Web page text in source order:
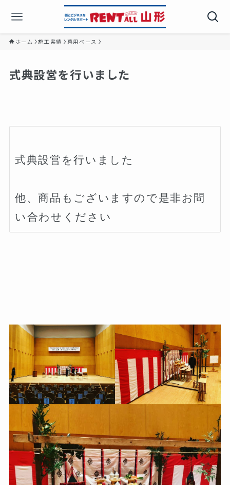
ホーム 施工実績 幕用ベース
式典設営を行いました
式典設営を行いました
他、商品もございますので是非お問